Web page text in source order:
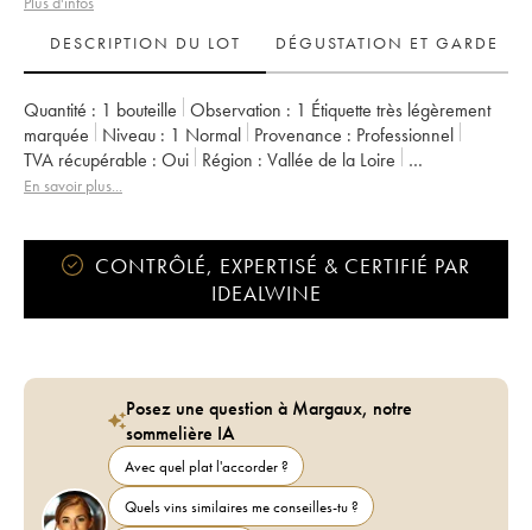
DESCRIPTION DU LOT
DÉGUSTATION ET GARDE
Quantité : 1 bouteille Observation : 1 Étiquette très légèrement
marquée
Niveau : 1 Normal Provenance :
professionnel
TVA récupérable :
oui Région :
Vallée de la Loire
Appellation :
En savoir plus...
CONTRÔLÉ, EXPERTISÉ & CERTIFIÉ PAR
IDEALWINE
Posez une question à Margaux, notre
sommelière IA
Avec quel plat l'accorder ?
Quels vins similaires me conseilles-tu ?